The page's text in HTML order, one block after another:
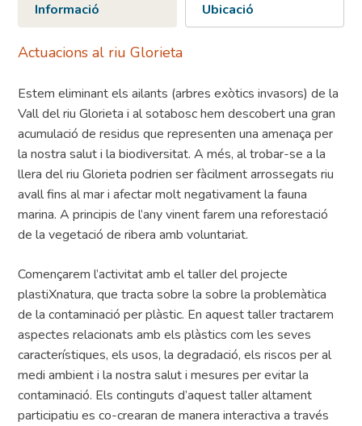
Informació Ubicació
Actuacions al riu Glorieta
Estem eliminant els ailants (arbres exòtics invasors) de la
Vall del riu Glorieta i al sotabosc hem descobert una gran
acumulació de residus que representen una amenaça per
la nostra salut i la biodiversitat. A més, al trobar-se a la
llera del riu Glorieta podrien ser fàcilment arrossegats riu
avall fins al mar i afectar molt negativament la fauna
marina. A principis de l’any vinent farem una reforestació
de la vegetació de ribera amb voluntariat.
Començarem l’activitat amb el taller del projecte
plastiXnatura, que tracta sobre la sobre la problemàtica
de la contaminació per plàstic. En aquest taller tractarem
aspectes relacionats amb els plàstics com les seves
característiques, els usos, la degradació, els riscos per al
medi ambient i la nostra salut i mesures per evitar la
contaminació. Els continguts d’aquest taller altament
participatiu es co-crearan de manera interactiva a través